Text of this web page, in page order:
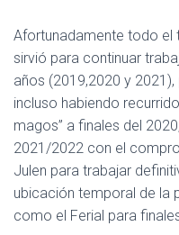
Afortunadamente todo el
sirvió para continuar
años (2019,2020 y
incluso habiendo
magos” a finales del
2021/2022 con el
Julen para trabajar
ubicación temporal de la
como el Ferial para